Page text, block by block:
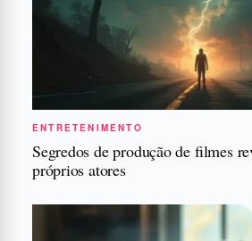
ENTRETENIMENTO
Segredos de produção de filmes
próprios atores